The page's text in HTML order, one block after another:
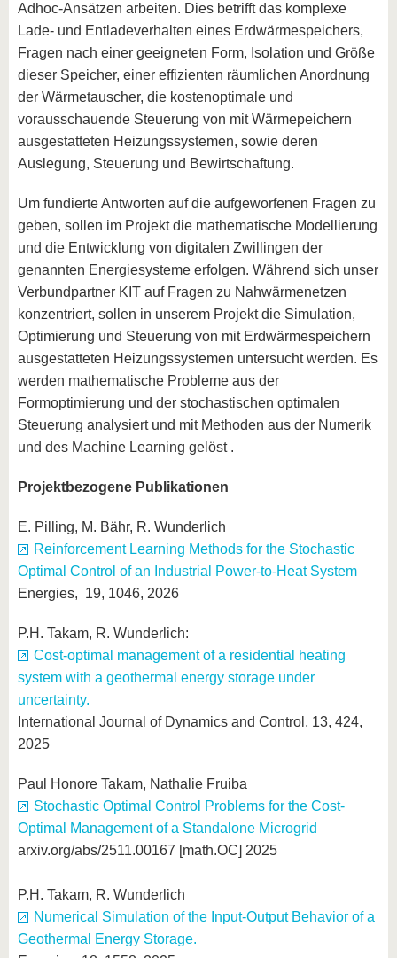
Adhoc-Ansätzen arbeiten. Dies betrifft das komplexe
Lade- und Entladeverhalten eines Erdwärmespeichers,
Fragen nach einer geeigneten Form, Isolation und Größe
dieser Speicher, einer effizienten räumlichen Anordnung
der Wärmetauscher, die kostenoptimale und
vorausschauende Steuerung von mit Wärmepeichern
ausgestatteten Heizungssystemen, sowie deren
Auslegung, Steuerung und Bewirtschaftung.
Um fundierte Antworten auf die aufgeworfenen Fragen zu
geben, sollen im Projekt die mathematische Modellierung
und die Entwicklung von digitalen Zwillingen der
genannten Energiesysteme erfolgen. Während sich unser
Verbundpartner KIT auf Fragen zu Nahwärmenetzen
konzentriert, sollen in unserem Projekt die Simulation,
Optimierung und Steuerung von mit Erdwärmespeichern
ausgestatteten Heizungssystemen untersucht werden. Es
werden mathematische Probleme aus der
Formoptimierung und der stochastischen optimalen
Steuerung analysiert und mit Methoden aus der Numerik
und des Machine Learning gelöst .
Projektbezogene Publikationen
E. Pilling, M. Bähr, R. Wunderlich
Reinforcement Learning Methods for the Stochastic
Optimal Control of an Industrial Power-to-Heat System
Energies, 19, 1046, 2026
P.H. Takam, R. Wunderlich:
Cost-optimal management of a residential heating
system with a geothermal energy storage under
uncertainty.
International Journal of Dynamics and Control, 13, 424,
2025
Paul Honore Takam, Nathalie Fruiba
Stochastic Optimal Control Problems for the Cost-
Optimal Management of a Standalone Microgrid
arxiv.org/abs/2511.00167 [math.OC] 2025
P.H. Takam, R. Wunderlich
Numerical Simulation of the Input-Output Behavior of a
Geothermal Energy Storage.